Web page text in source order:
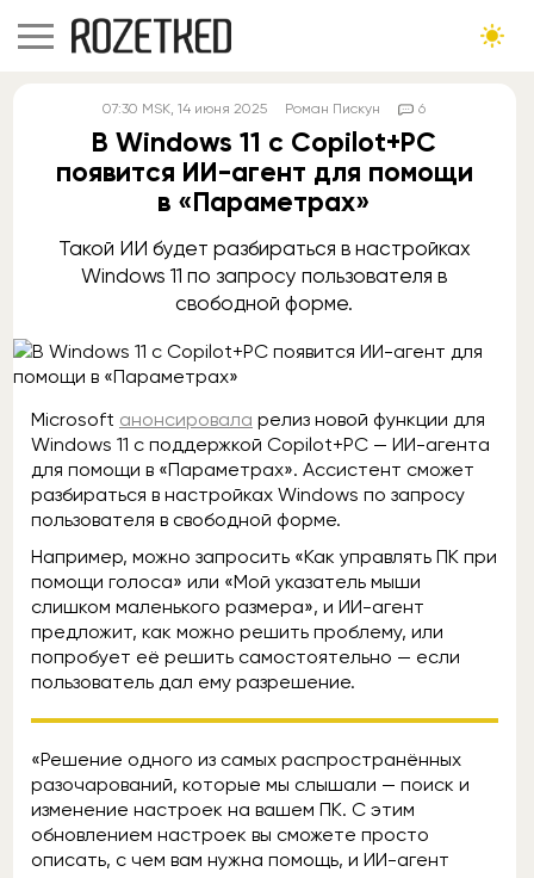
07:30 MSK, 14 июня 2025 Роман Пискун 6
В Windows 11 с Copilot+PC
появится ИИ-агент для помощи
в «Параметрах»
Такой ИИ будет разбираться в настройках
Windows 11 по запросу пользователя в
свободной форме.
Microsoft анонсировала релиз новой функции для
Windows 11 с поддержкой Copilot+PC — ИИ-агента
для помощи в «Параметрах». Ассистент сможет
разбираться в настройках Windows по запросу
пользователя в свободной форме.
Например, можно запросить «Как управлять ПК при
помощи голоса» или «Мой указатель мыши
слишком маленького размера», и ИИ-агент
предложит, как можно решить проблему, или
попробует её решить самостоятельно — если
пользователь дал ему разрешение.
«Решение одного из самых распространённых
разочарований, которые мы слышали — поиск и
изменение настроек на вашем ПК. С этим
обновлением настроек вы сможете просто
описать, с чем вам нужна помощь, и ИИ-агент